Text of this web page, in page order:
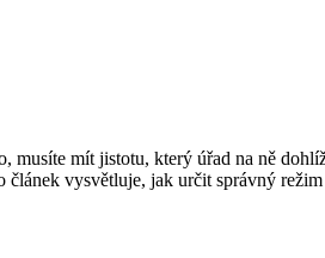
musíte mít jistotu, který úřad na ně
vysvětluje, jak určit správný